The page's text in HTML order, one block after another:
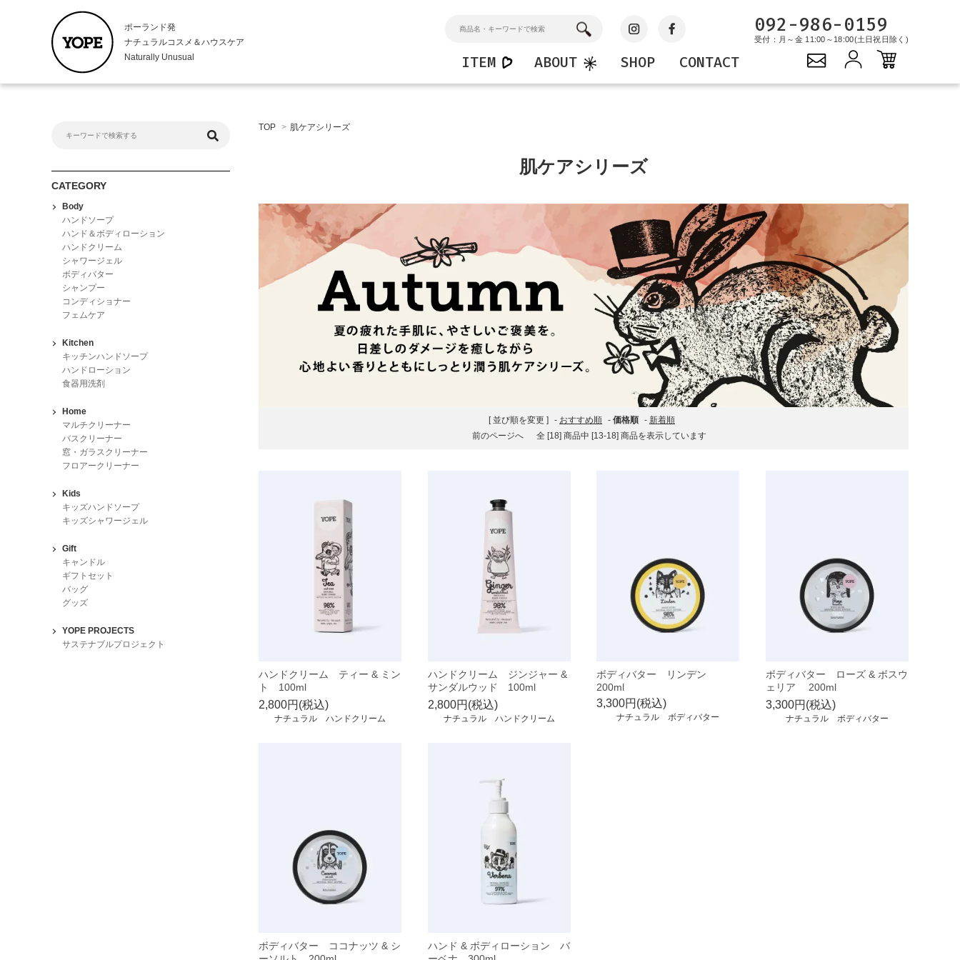
ポーランド発
ナチュラルコスメ＆ハウスケア
Naturally Unusual
092-986-0159
受付：月～金 11:00～18:00(土日祝日除く)
ITEM
ハンドソープ
コンディショナー
キッチンハンドソープ
バッグ
ABOUT SHOP CONTACT
TOP > 肌ケアシリーズ
肌ケアシリーズ
[ 並び順を変更 ] - おすすめ順 - 価格順 - 新着順
前のページへ
全 [18] 商品中 [13-18] 商品を表示しています
ハンドクリーム ティー & ミン
ト 100ml
2,800円(税込)
ナチュラル ハンドクリーム
ハンドクリーム ジンジャー &
サンダルウッド 100ml
2,800円(税込)
ナチュラル ハンドクリーム
ボディバター リンデン
200ml
3,300円(税込)
ナチュラル ボディバター
ボディバター ローズ & ボスウ
ェリア 200ml
3,300円(税込)
ナチュラル ボディバター
ボディバター ココナッツ & シ
ハンド & ボディローション バ
CATEGORY
Body
ハンドソープ
ハンド＆ボディローション
ハンドクリーム
シャワージェル
ボディバター
シャンプー
コンディショナー
フェムケア
Kitchen
キッチンハンドソープ
ハンドローション
食器用洗剤
Home
マルチクリーナー
バスクリーナー
窓・ガラスクリーナー
フロアークリーナー
Kids
キッズハンドソープ
キッズシャワージェル
Gift
キャンドル
ギフトセット
バッグ
グッズ
YOPE PROJECTS
サステナブルプロジェクト